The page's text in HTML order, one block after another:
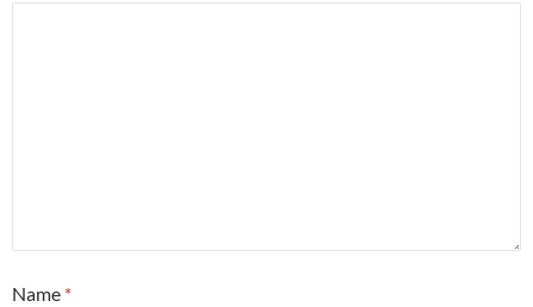
Name *